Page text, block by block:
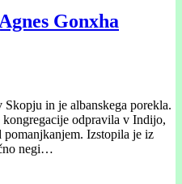
Gonxha
in je albanskega porekla.
kongregacije odpravila v Indijo,
pomanjkanjem. Izstopila je iz
negi…